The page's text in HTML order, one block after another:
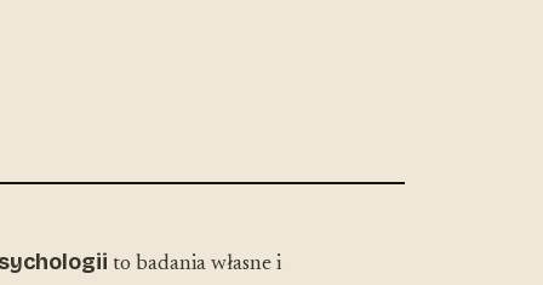
to badania własne i